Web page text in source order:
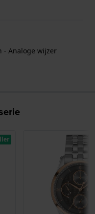
- Analoge wijzer